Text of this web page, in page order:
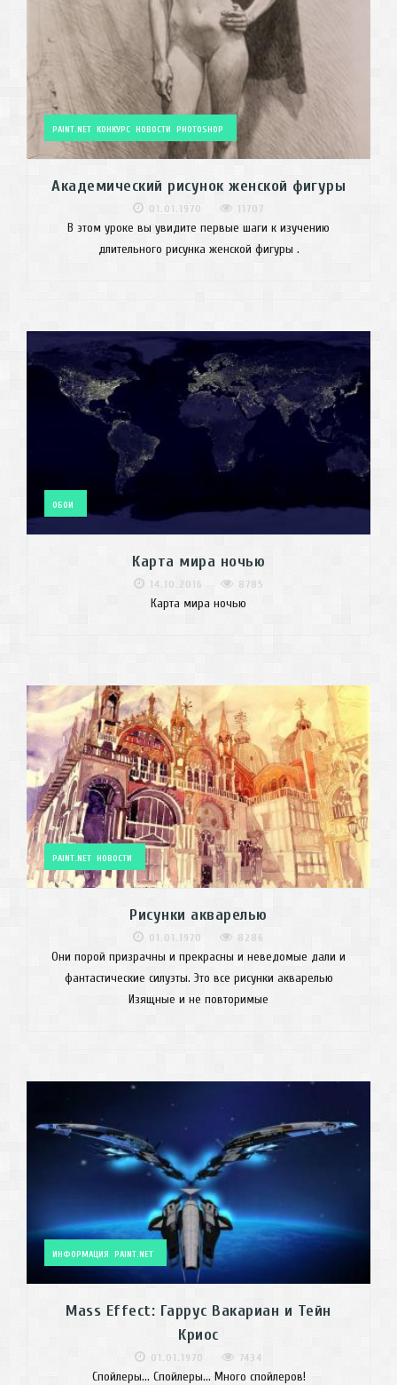
PAINT.NET КОНКУРС НОВОСТИ PHOTOSHOP
Академический рисунок женской фигуры
01.01.1970 11707
В этом уроке вы увидите первые шаги к изучению
длительного рисунка женской фигуры .
ОБОИ
Карта мира ночью
14.10.2016 8785
Карта мира ночью
PAINT.NET НОВОСТИ
Рисунки акварелью
01.01.1970 8286
Они порой призрачны и прекрасны и неведомые дали и
фантастические силуэты. Это все рисунки акварелью
Изящные и не повторимые
ИНФОРМАЦИЯ PAINT.NET
Mass Effect: Гаррус Вакариан и Тейн
Криос
01.01.1970 7434
Спойлеры... Спойлеры... Много спойлеров!